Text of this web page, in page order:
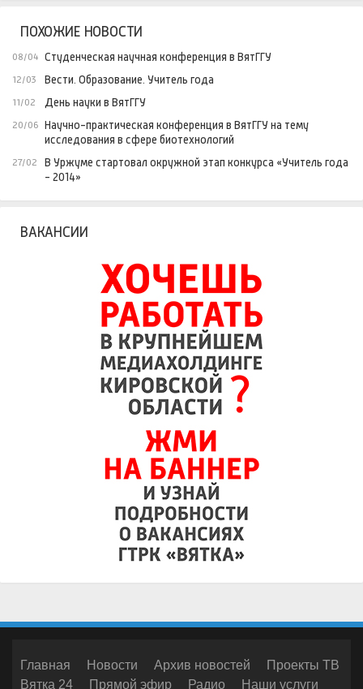
ПОХОЖИЕ НОВОСТИ
08/04 Студенческая научная конференция в ВятГГУ
12/03 Вести. Образование. Учитель года
11/02 День науки в ВятГГУ
20/06 Научно-практическая конференция в ВятГГУ на тему
исследования в сфере биотехнологий
27/02
В Уржуме стартовал окружной этап конкурса «Учитель года
- 2014»
ВАКАНСИИ
Главная Новости Архив новостей
Проекты ТВ
Вятка 24
Прямой эфир Радио
Наши услуги